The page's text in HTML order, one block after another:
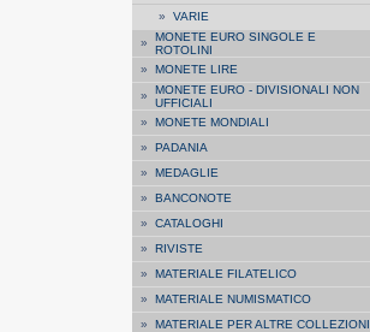
» VARIE
» MONETE EURO SINGOLE E
ROTOLINI
» MONETE LIRE
» MONETE EURO - DIVISIONALI NON
UFFICIALI
» MONETE MONDIALI
» PADANIA
» MEDAGLIE
» BANCONOTE
» CATALOGHI
» RIVISTE
» MATERIALE FILATELICO
» MATERIALE NUMISMATICO
» MATERIALE PER ALTRE COLLEZIONI